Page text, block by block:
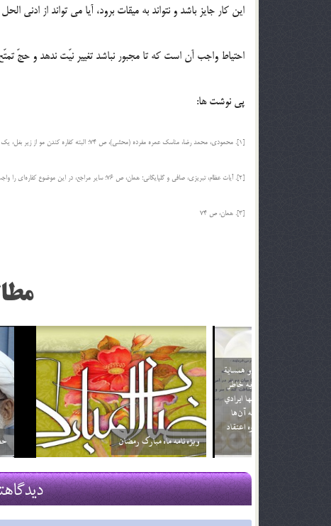
این کار جایز باشد و نتواند به میقات برود، آیا مى تواند از ادنى
احتیاط واجب آن است که تا مجبور نباشد تغییر نیّت ندهد و حجّ
پی نوشت ها:
[1]. محمودى، محمد رضا، مناسک عمره مفرده (محشى)، ص 74؛ البته کفاره کندن مو از زیر بغل، یک گوسفند است؛ همان، ص 73.
[2]. آیات عظام، تبریزی، صافی و گلپایگانی؛ همان، ص 76؛ سایر مراجع، در این موضوع کفاره‌ای را واجب نمی‌دانند.
[3]. همان، ص 74
حضرت عیسی علیه السلام
21 دی 96
تاثير و نقش
16 فروردین 95